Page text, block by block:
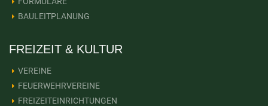
BAULEITPLANUNG
FREIZEIT & KULTUR
VEREINE
FEUERWEHRVEREINE
FREIZEITEINRICHTUNGEN